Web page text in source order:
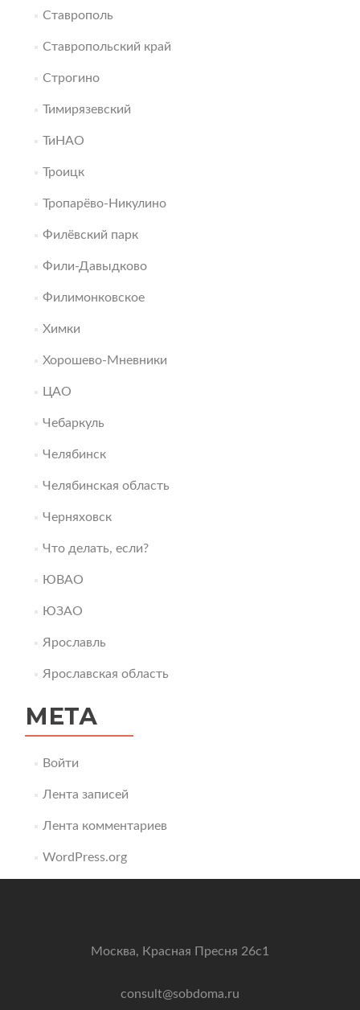
Ставрополь
Ставропольский край
Строгино
Тимирязевский
ТиНАО
Троицк
Тропарёво-Никулино
Филёвский парк
Фили-Давыдково
Филимонковское
Химки
Хорошево-Мневники
ЦАО
Чебаркуль
Челябинск
Челябинская область
Черняховск
Что делать, если?
ЮВАО
ЮЗАО
Ярославль
Ярославская область
МЕТА
Войти
Лента записей
Лента комментариев
WordPress.org
Москва, Красная Пресня 26с1
consult@sobdoma.ru